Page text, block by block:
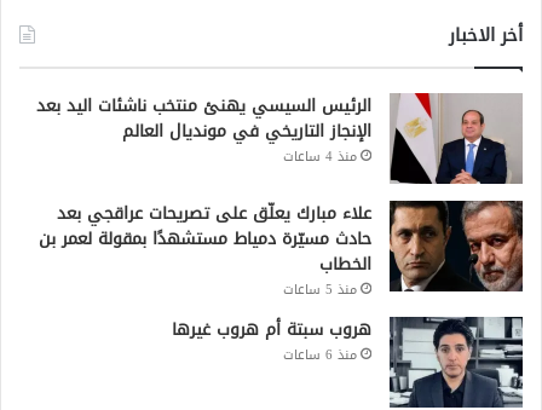
أخر الاخبار
الرئيس السيسي يهنئ منتخب ناشئات اليد بعد
الإنجاز التاريخي في مونديال العالم
منذ 4 ساعات
علاء مبارك يعلّق على تصريحات عراقجي بعد
حادث مسيّرة دمياط مستشهدًا بمقولة لعمر بن
الخطاب
منذ 5 ساعات
هروب سبتة أم هروب غيرها
منذ 6 ساعات